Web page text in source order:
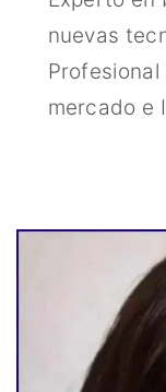
nuevas
mercado e